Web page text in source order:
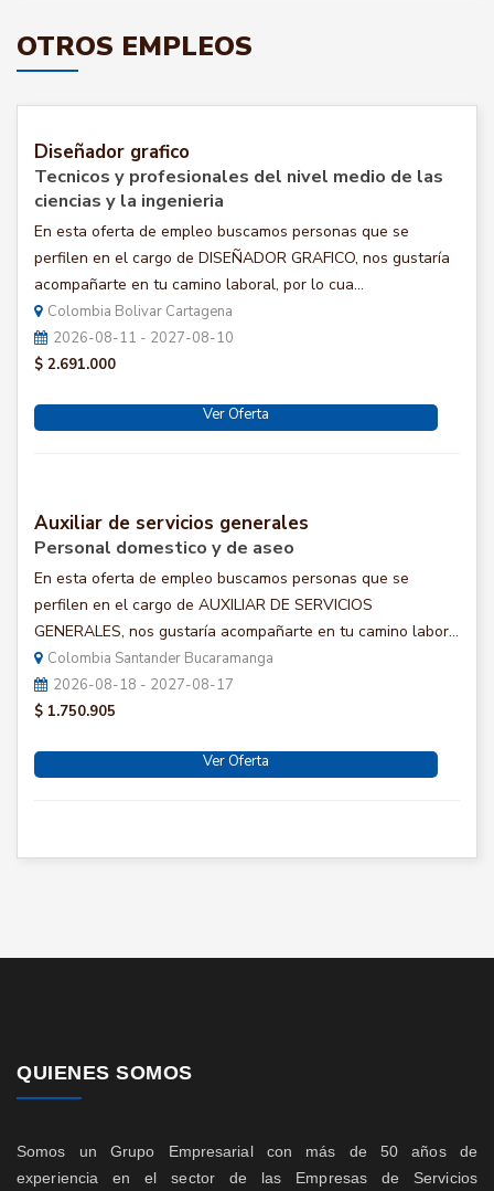
OTROS EMPLEOS
Diseñador grafico
Tecnicos y profesionales del nivel medio de las
ciencias y la ingenieria
En esta oferta de empleo buscamos personas que se
perfilen en el cargo de DISEÑADOR GRAFICO, nos gustaría
acompañarte en tu camino laboral, por lo cua...
Colombia Bolivar Cartagena
2026-08-11 - 2027-08-10
$ 2.691.000
Ver Oferta
Auxiliar de servicios generales
Personal domestico y de aseo
En esta oferta de empleo buscamos personas que se
perfilen en el cargo de AUXILIAR DE SERVICIOS
GENERALES, nos gustaría acompañarte en tu camino labor...
Colombia Santander Bucaramanga
2026-08-18 - 2027-08-17
$ 1.750.905
Ver Oferta
QUIENES SOMOS
Somos un Grupo Empresarial con más de 50 años de
experiencia en el sector de las Empresas de Servicios